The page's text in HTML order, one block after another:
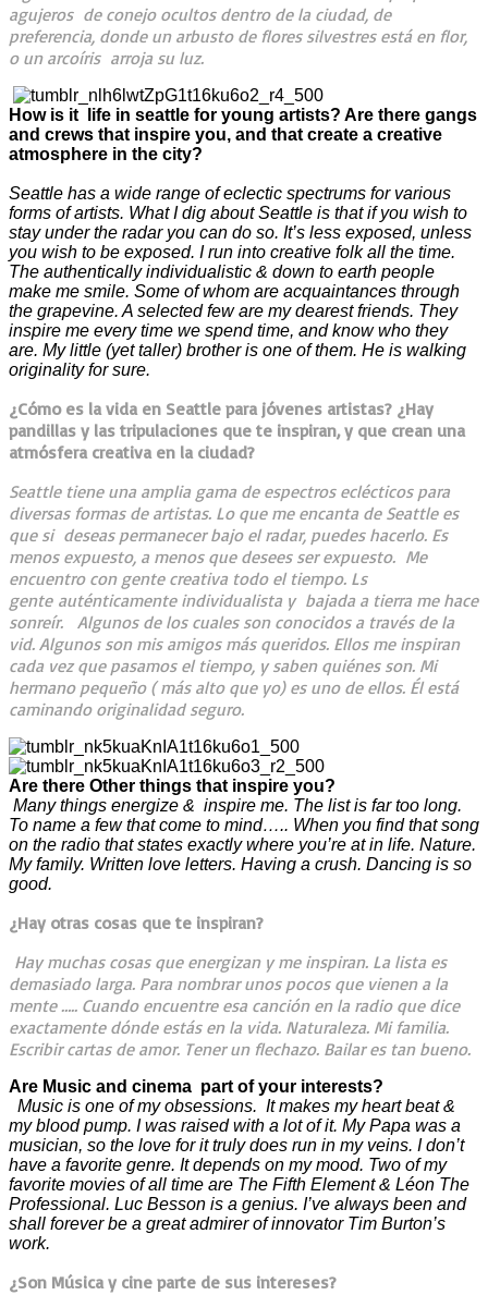
agujeros de conejo ocultos dentro de la ciudad, de
preferencia, donde un arbusto de flores silvestres está en flor,
o un arcoíris arroja su luz.
How is it life in seattle for young artists? Are there gangs
and crews that inspire you, and that create a creative
atmosphere in the city?
Seattle has a wide range of eclectic spectrums for various
forms of artists. What I dig about Seattle is that if you wish to
stay under the radar you can do so. It’s less exposed, unless
you wish to be exposed. I run into creative folk all the time.
The authentically individualistic & down to earth people
make me smile. Some of whom are acquaintances through
the grapevine. A selected few are my dearest friends. They
inspire me every time we spend time, and know who they
are. My little (yet taller) brother is one of them. He is walking
originality for sure.
¿Cómo es la vida en Seattle para jóvenes artistas? ¿Hay
pandillas y las tripulaciones que te inspiran, y que crean una
atmósfera creativa en la ciudad?
Seattle tiene una amplia gama de espectros eclécticos para
diversas formas de artistas. Lo que me encanta de Seattle es
que si deseas permanecer bajo el radar, puedes hacerlo. Es
menos expuesto, a menos que desees ser expuesto. Me
encuentro con gente creativa todo el tiempo. Ls
gente auténticamente individualista y bajada a tierra me hace
sonreír. Algunos de los cuales son conocidos a través de la
vid. Algunos son mis amigos más queridos. Ellos me inspiran
cada vez que pasamos el tiempo, y saben quiénes son. Mi
hermano pequeño ( más alto que yo) es uno de ellos. Él está
caminando originalidad seguro.
Are there Other things that inspire you?
Many things energize & inspire me. The list is far too long.
To name a few that come to mind….. When you find that song
on the radio that states exactly where you’re at in life. Nature.
My family. Written love letters. Having a crush. Dancing is so
good.
¿Hay otras cosas que te inspiran?
Hay muchas cosas que energizan y me inspiran. La lista es
demasiado larga. Para nombrar unos pocos que vienen a la
mente ….. Cuando encuentre esa canción en la radio que dice
exactamente dónde estás en la vida. Naturaleza. Mi familia.
Escribir cartas de amor. Tener un flechazo. Bailar es tan bueno.
Are Music and cinema part of your interests?
Music is one of my obsessions. It makes my heart beat &
my blood pump. I was raised with a lot of it. My Papa was a
musician, so the love for it truly does run in my veins. I don’t
have a favorite genre. It depends on my mood. Two of my
favorite movies of all time are The Fifth Element & Léon The
Professional. Luc Besson is a genius. I’ve always been and
shall forever be a great admirer of innovator Tim Burton’s
work.
¿Son Música y cine parte de sus intereses?